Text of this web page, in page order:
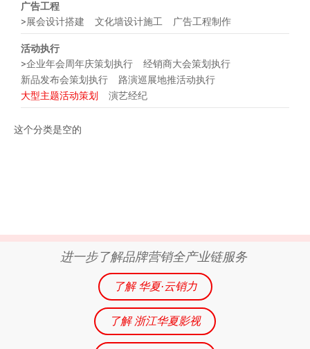
广告工程
>展会设计搭建 文化墙设计施工 广告工程制作
活动执行
>企业年会周年庆策划执行
经销商大会策划执行
新品发布会策划执行
路演巡展地推活动执行
大型主题活动策划
演艺经纪
这个分类是空的
进一步了解品牌营销全产业链服务
了解 华夏·云销力
了解 浙江华夏影视